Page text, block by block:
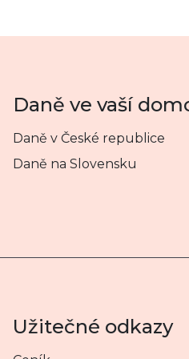
Daně ve vaší
Daně v České republice
Daně na Slovensku
Užitečné odkazy